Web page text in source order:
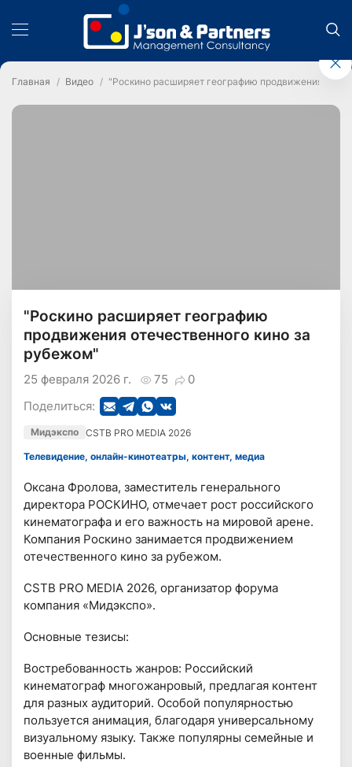
Главная Видео "Роскино расширяет географию продвижения
"Роскино расширяет географию
продвижения отечественного кино за
рубежом"
75 0
25 февраля 2026 г.
Поделиться:
Мидэкспо CSTB PRO MEDIA 2026
Телевидение, онлайн-кинотеатры, контент, медиа
Оксана Фролова, заместитель генерального
директора РОСКИНО, отмечает рост российского
кинематографа и его важность на мировой арене.
Компания Роскино занимается продвижением
отечественного кино за рубежом.
CSTB PRO MEDIA 2026, организатор форума
компания «Мидэкспо».
Основные тезисы:
Востребованность жанров: Российский
кинематограф многожанровый, предлагая контент
для разных аудиторий. Особой популярностью
пользуется анимация, благодаря универсальному
визуальному языку. Также популярны семейные и
военные фильмы.